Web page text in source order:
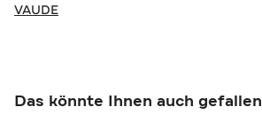
VAUDE
Das könnte Ihnen auch gefallen